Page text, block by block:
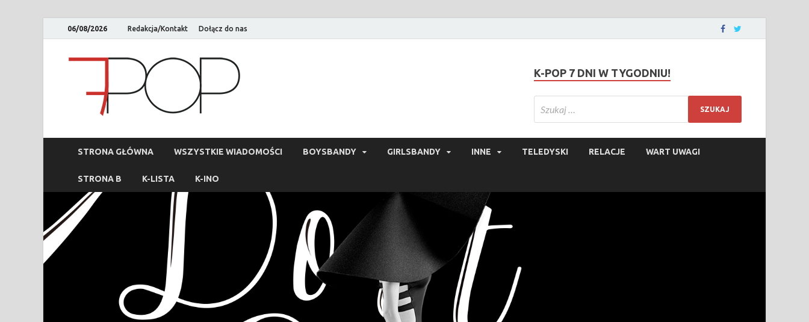
06/08/2026 Redakcja/Kontakt Dołącz do nas
K-POP 7 DNI W TYGODNIU!
STRONA GŁÓWNA WSZYSTKIE WIADOMOŚCI BOYSBANDY GIRLSBANDY INNE TELEDYSKI RELACJE WART UWAGI
STRONA B K-LISTA K-INO